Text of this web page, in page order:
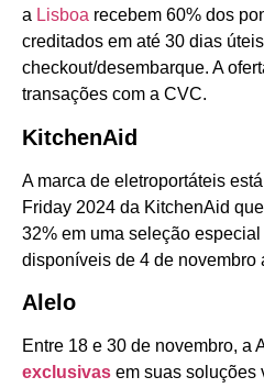
a Lisboa recebem 60% dos
creditados em até 30 dias
checkout/desembarque. A
transações com a CVC.
KitchenAid
A marca de eletroportáteis
Friday 2024 da KitchenAid
32% em uma seleção
disponíveis de 4 de novembro
Alelo
Entre 18 e 30 de novembro, a
exclusivas em suas soluções